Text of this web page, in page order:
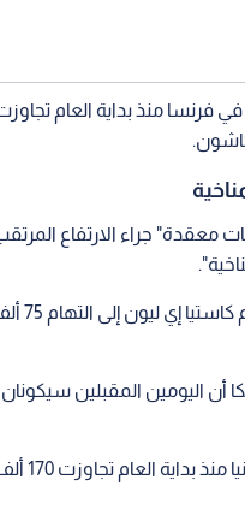
معقدة" جراء الارتفاع
وأدى
أن اليومين المقبلين
وأشار